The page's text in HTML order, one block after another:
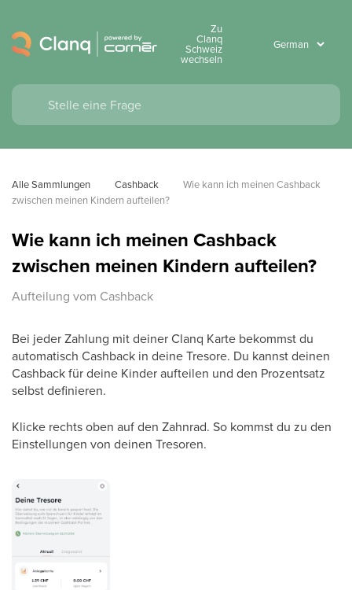
Zu
Clanq
Schweiz
wechseln
Alle Sammlungen Cashback
Wie kann ich meinen Cashback
zwischen meinen Kindern aufteilen?
Wie kann ich meinen Cashback
zwischen meinen Kindern aufteilen?
Aufteilung vom Cashback
Bei jeder Zahlung mit deiner Clanq Karte bekommst du
automatisch Cashback in deine Tresore. Du kannst deinen
Cashback für deine Kinder aufteilen und den Prozentsatz
selbst definieren.
Klicke rechts oben auf den Zahnrad. So kommst du zu den
Einstellungen von deinen Tresoren.